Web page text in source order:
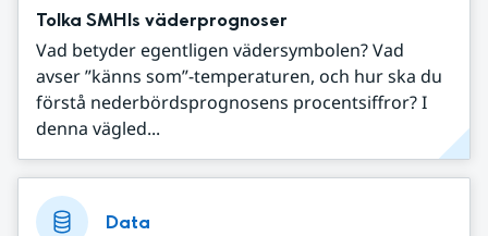
Tolka SMHIs väderprognoser
Vad betyder egentligen vädersymbolen? Vad
avser ”känns som”-temperaturen, och hur ska du
förstå nederbördsprognosens procentsiffror? I
denna vägled...
Data